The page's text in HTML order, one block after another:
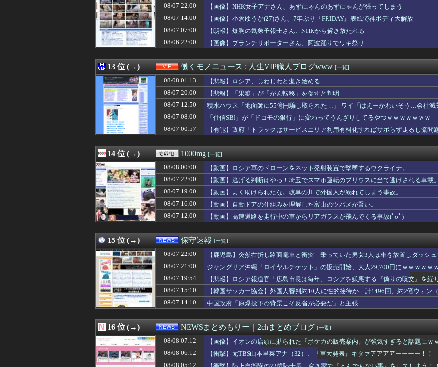
08/08 06:09
幼稚園児のとき近所の女の子と遊んでいた。すると60くらいの男が近寄って「元気い...
08/08 06:09
【画像】アメリカのヤンキー、比べものにならないほど怖すぎる・・・
08/08 06:07
【悲報】アメリカ政府、日本円をアルゼンチン通貨危機と同列扱いへ・・・
08/08 06:06
義実家との食事では私の知らない人や話題ばかりで毎回空気。なのに義実家好きの夫は...
08/08 06:05
【画像】ココリコ田中「あかん、浜田メッチャ腹立つ奴やなぁ･････････せや...
08/08 06:05
【FF14】Switch2版で始めるならまずは無料のフリートライアルがおすすめ...
08/08 06:05
漫画・ゲーム・アニメで史上最低の後付け
08/08 06:05
義実家に里帰り世話になってはどうかと言われてかなり悩んでいる
08/08 06:05
大分で8年ぶりに県議の海外視察 街の人は「成功例見るなら価値ある」「市民は苦し...
08/08 06:05
【画像】吉岡里帆さん、アドリブでお○ぱいを自ら触らせてしまうｗｗｗｗｗｗｗ
08/08 06:05
村上宗隆OPS.895 鈴木誠也OPS.840 岡本和真OPS.742 吉田...
08/08 06:05
【悲報】ヤフコメ民の56%「この一年で給料が下がった」←一体どんな仕事してんだ...
08/08 06:05
漫☆画太郎読切作品「ドラゴンボール外伝」
08/08 06:03
援助を理由に新居や夫婦の予定に干渉してくる母に苦言を呈したら「援助してやっただ...
08/08 06:03
【速報】スペイン代表ＭＦロドリ、レアル入り目前から一転、バルサ加入キターｗｗｗ...
08/08 06:02
PS5がこのまま終わると思ってるやつwwwwww
08/08 06:02
【画像】高一ミスコングランプリのメスガキ、我々を挑発ｗ
08/08 06:01
九州人「あ、甲子園で自分の県が負けた、じゃあ他の九州の県を応援しよう」←これ
08/08 06:01
【悲報】価格高騰の波、次は「PC用マザーボード」か
08/08 06:01
【ウマ娘】DKPI × DKPI とかいうあまりにも危険すぎる配合
08/08 06:01
ハードオフでこの３０００円のノートパソコン見つけたんだけどどうですか？
08/08 06:00
【幕末志士】老人会RUST見てたけど、坂本って人との絡み方下手だよな
08/08 06:00
江本孟紀「そんなにお体が大事なら甲子園なんてやめちゃえばいい」
08/08 06:00
【ラブライブ！】Liella!に入ってきたのが果南だったら
08/08 06:00
【ウルトラマン】バルタン星人が登場！！YouTubeで「科特隊宇宙へ」を配信！...
08/08 06:00
キリンカップ参加国決定！ 日本代表は10/1 エクアドル（TBS）10/5 パ...
08/07 22:00
【画像】NHK女子アナさん、あずにゃんのあずにゃんが張ってしまう
08/07 14:00
【画像】小倉ゆうか(27)さん、7年ぶり『FRIDAY』表紙で神ボディ大解放
08/07 07:00
【朗報】爆胸の気象予報士さん、NHKから解き放たれる
08/06 22:00
【画像】ブランチリポーターさん、阿波踊りでワキ祭り
13 位 (→) 働くモノニュース : 人生VIP職人ブログwww [一覧]
08/08 01:13
【悲報】ロシア、じわじわと逝き始める
08/07 20:00
【悲報】「果糖」が「がん転移」を促すと判明
08/07 12:50
積水ハウス「地面師に55億円騙し取られた…」 ワイ「はえーかわいそう…会社滅
08/07 08:00
「住信SBI」が「ドコモの銀行」に変わってうんざりしてるやつｗｗｗｗｗｗｗ
08/07 00:57
【有能】政府「トラックはサービスエリア利用有料化すればサボらず走るし流問
14 位 (→) 1000mg [一覧]
08/08 00:00
【動画】ロシア軍のドローンをネット発射装置で撃墜するウクライナ。
08/07 22:00
【動画】逃げる判断はやっ！埼玉でスマホ運転のプリウスに当て逃げされる車載。
08/07 19:00
【動画】よく助けられたな。岐阜の川で外国人が溺れてしまう事故。
08/07 16:00
【動画】自動ドアの仕組みを理解した富山のツバメが賢い。
08/07 12:00
【動画】高速道路を走行中の車からリアガラスが飛んでくる事故(ﾟoﾟ)
15 位 (→) 保守速報 [一覧]
08/07 22:00
【鹿児島】突然右折し路面電車と衝突 乗っていた男女3人は車を放置しダッシ
08/07 21:00
ジャングリア沖縄「ロイヤルチケット」の販売開始、大人29,700円にｗｗｗｗｗ
08/07 19:54
【悲報】ロシア報道官「広島市長は毎年、ロシアを嫌悪する『偽りの呪文』を繰
主張
08/07 15:10
【韓国サッカー協会】外国人審判約10人に性的接待か 計1496回、約2億ウォン（
08/07 14:10
中国政府「原爆投下の背景こそ反省が必要だ」と主張
16 位 (→) NEWSまとめもりー｜2chまとめブログ [一覧]
08/08 07:12
【画像】イオンの店頭に貼られた『ポケカの販売案内』が強気すぎると話題にｗ
08/08 06:12
【衝撃】元TBS山本里菜アナ（32）、『重大発表』キタァアアアアーーーー！！
08/08 05:12